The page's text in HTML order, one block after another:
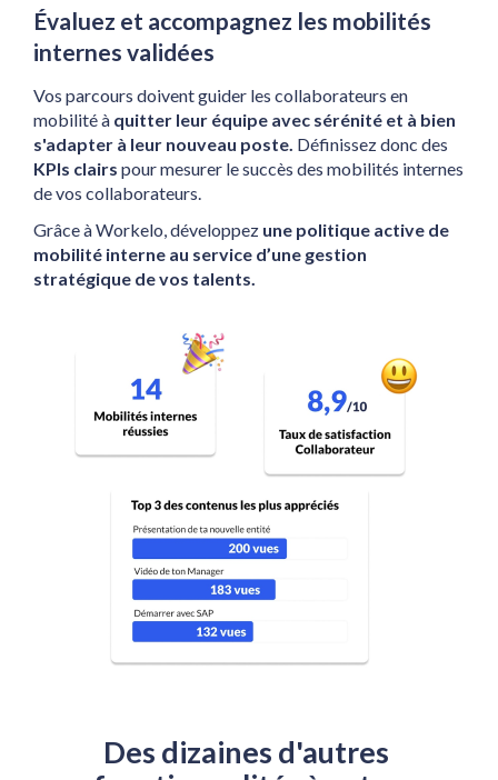
Évaluez et accompagnez les mobilités
internes validées
Vos parcours doivent guider les collaborateurs en
mobilité à quitter leur équipe avec sérénité et à bien
s'adapter à leur nouveau poste.
KPIs clairs pour mesurer le succès des mobilités internes
de vos collaborateurs.
Grâce à Workelo, développez une politique active de
mobilité interne au service d’une gestion
stratégique de vos talents.
Des dizaines d'autres